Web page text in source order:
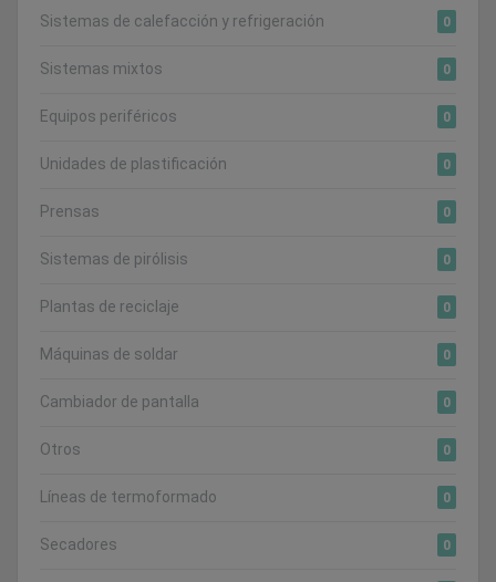
0
Sistemas de calefacción y refrigeración
0
Sistemas mixtos
0
Equipos periféricos
0
Unidades de plastificación
0
Prensas
0
Sistemas de pirólisis
0
Plantas de reciclaje
0
Máquinas de soldar
0
Cambiador de pantalla
0
Otros
0
Líneas de termoformado
0
Secadores